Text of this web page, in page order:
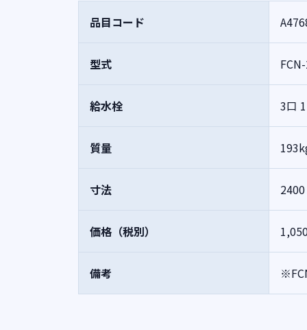
品目コード
型式
給水栓 3口 1
質量
寸法
価格（税別）
備考